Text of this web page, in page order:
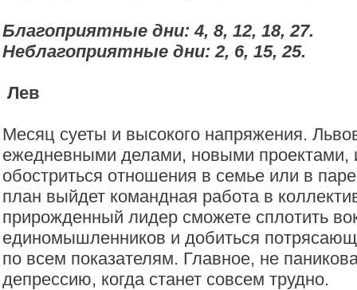
Благоприятные дни: 4, 8, 12, 18, 27.
Неблагоприятные дни: 2, 6, 15, 25.
Лев
Месяц суеты и высокого напряжения.
ежедневными делами, новыми проектами,
обостриться отношения в семье или в
план выйдет командная работа в
прирожденный лидер сможете сплотить
единомышленников и добиться
по всем показателям. Главное, не
депрессию, когда станет совсем трудно.